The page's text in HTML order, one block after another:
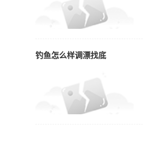
钓鱼怎么样调漂找底